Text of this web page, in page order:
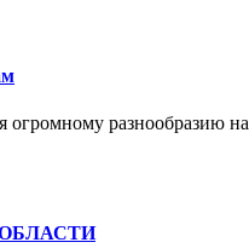
разнообразию